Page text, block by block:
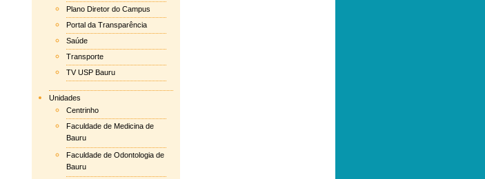
Plano Diretor do Campus
Portal da Transparência
Saúde
Transporte
TV USP Bauru
Unidades
Centrinho
Faculdade de Medicina de
Bauru
Faculdade de Odontologia de
Bauru